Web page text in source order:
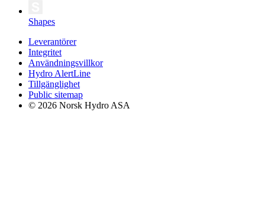
Shapes
Leverantörer
Integritet
Användningsvillkor
Hydro AlertLine
Tillgänglighet
Public sitemap
© 2026 Norsk Hydro ASA